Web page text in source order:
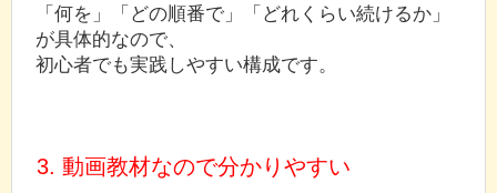
「何を」「どの順番で」「どれくらい続けるか」
が具体的なので、
初心者でも実践しやすい構成です。
3. 動画教材なので分かりやすい